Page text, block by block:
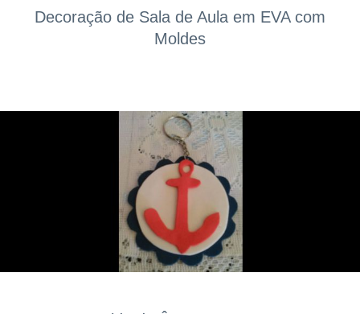
Decoração de Sala de Aula em EVA com
Moldes